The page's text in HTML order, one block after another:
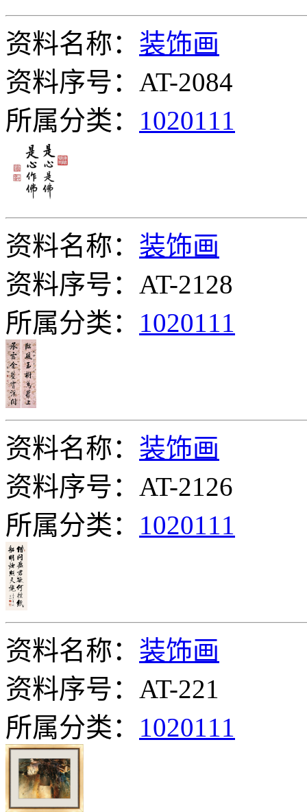
资料名称： 装饰画
资料序号：AT-2084
所属分类： 1020111
资料名称： 装饰画
资料序号：AT-2128
所属分类： 1020111
资料名称： 装饰画
资料序号：AT-2126
所属分类： 1020111
资料名称： 装饰画
资料序号：AT-221
所属分类： 1020111